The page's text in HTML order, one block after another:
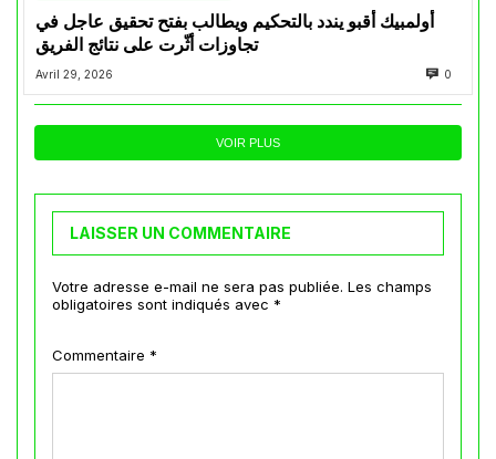
أولمبيك أقبو يندد بالتحكيم ويطالب بفتح تحقيق عاجل في
تجاوزات أثّرت على نتائج الفريق
Avril 29, 2026 0
VOIR PLUS
LAISSER UN COMMENTAIRE
Votre adresse e-mail ne sera pas publiée. Les champs
obligatoires sont indiqués avec *
Commentaire *